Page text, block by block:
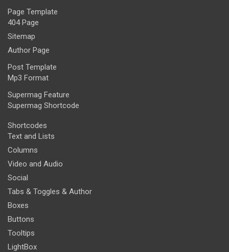
Page Template
404 Page
Sitemap
Author Page
Post Template
Mp3 Format
Supermag Feature
Supermag Shortcode
Shortcodes
Text and Lists
Columns
Video and Audio
Social
Tabs & Toggles & Author
Boxes
Buttons
Tooltips
LightBox